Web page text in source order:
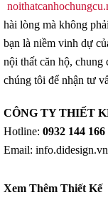
hài lòng mà không
bạn là niềm vinh dự
nội thất căn hộ,
chúng tôi để nhận tư
CÔNG TY THIẾT
Hotline: 0932 144 166
Email:
Xem Thêm Thiết Kế